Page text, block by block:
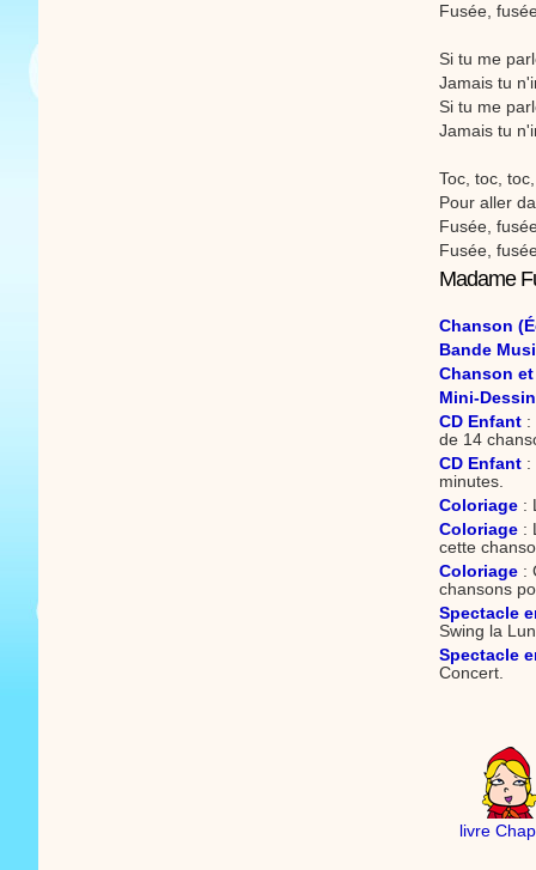
Fusée,
Si tu me
Jamais tu
Si tu me
Jamais tu
Toc, toc,
Pour aller
Fusée,
Fusée,
Madame
Chanson
Bande
Chanson
Mini-
CD Enfant :
de 14
CD Enfant :
minutes.
Coloriage :
Coloriage :
cette
Coloriage :
chansons
Spectacle
Swing la
Spectacle
Concert.
livre